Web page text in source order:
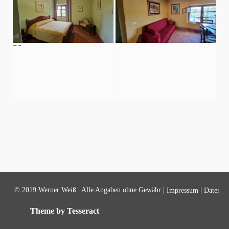
© 2019 Werner Weiß | Alle Angaben ohne Gewähr | Impressum
Theme by Tesseract